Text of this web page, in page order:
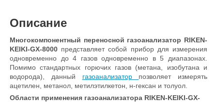
Описание
Многокомпонентный переносной газоанализатор RIKEN-
KEIKI-GX-8000 представляет собой прибор для измерения
одновременно до 4 газов одновременно в 5 диапазонах.
Помимо стандартных горючих газов (метана, изобутана и
водорода), данный газоанализатор позволяет измерять
ацетилен, метанол, метилэтилкетон, н-гексан и толуол.
Области применения газоанализатора RIKEN-KEIKI-GX-